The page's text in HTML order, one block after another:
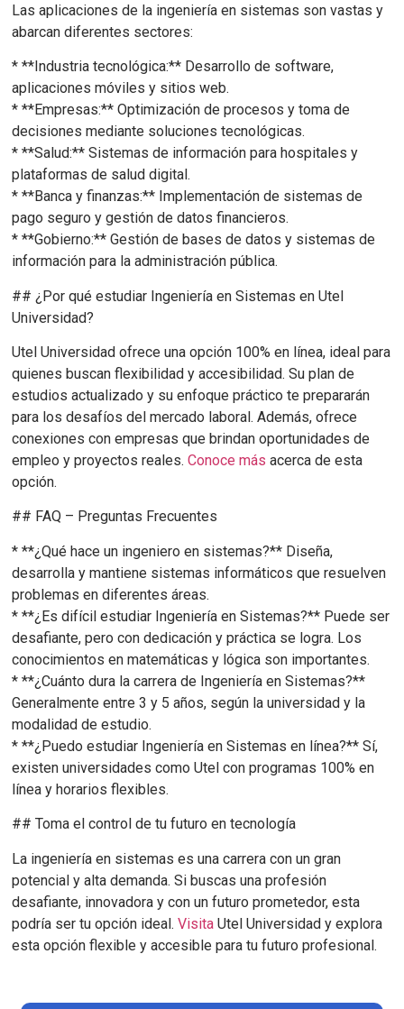
Las aplicaciones de la ingeniería en sistemas son vastas y
abarcan diferentes sectores:
* **Industria tecnológica:** Desarrollo de software,
aplicaciones móviles y sitios web.
* **Empresas:** Optimización de procesos y toma de
decisiones mediante soluciones tecnológicas.
* **Salud:** Sistemas de información para hospitales y
plataformas de salud digital.
* **Banca y finanzas:** Implementación de sistemas de
pago seguro y gestión de datos financieros.
* **Gobierno:** Gestión de bases de datos y sistemas de
información para la administración pública.
## ¿Por qué estudiar Ingeniería en Sistemas en Utel
Universidad?
Utel Universidad ofrece una opción 100% en línea, ideal para
quienes buscan flexibilidad y accesibilidad. Su plan de
estudios actualizado y su enfoque práctico te prepararán
para los desafíos del mercado laboral. Además, ofrece
conexiones con empresas que brindan oportunidades de
empleo y proyectos reales.Conoce más acerca de esta
opción.
## FAQ – Preguntas Frecuentes
* **¿Qué hace un ingeniero en sistemas?** Diseña,
desarrolla y mantiene sistemas informáticos que resuelven
problemas en diferentes áreas.
* **¿Es difícil estudiar Ingeniería en Sistemas?** Puede ser
desafiante, pero con dedicación y práctica se logra. Los
conocimientos en matemáticas y lógica son importantes.
* **¿Cuánto dura la carrera de Ingeniería en Sistemas?**
Generalmente entre 3 y 5 años, según la universidad y la
modalidad de estudio.
* **¿Puedo estudiar Ingeniería en Sistemas en línea?** Sí,
existen universidades como Utel con programas 100% en
línea y horarios flexibles.
## Toma el control de tu futuro en tecnología
La ingeniería en sistemas es una carrera con un gran
potencial y alta demanda. Si buscas una profesión
desafiante, innovadora y con un futuro prometedor, esta
podría ser tu opción ideal.Visita Utel Universidad y explora
esta opción flexible y accesible para tu futuro profesional.